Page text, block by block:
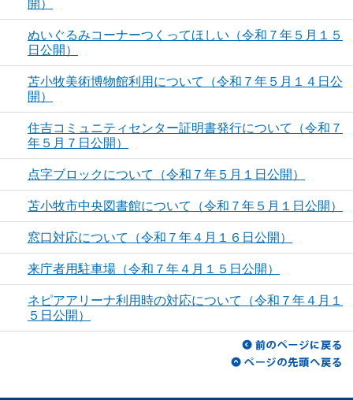
開）
ぬいぐるみコーナーつくってほしい（令和７年５月１５
日公開）
苫小牧美術博物館利用について（令和７年５月１４日公
開）
住吉コミュニティセンター証明書発行について（令和７
年５月７日公開）
点字ブロックについて（令和７年５月１日公開）
苫小牧市中央図書館について（令和７年５月１日公開）
窓口対応について（令和７年４月１６日公開）
来庁者用駐車場（令和７年４月１５日公開）
ネピアアリーナ利用時の対応について（令和７年４月１
５日公開）